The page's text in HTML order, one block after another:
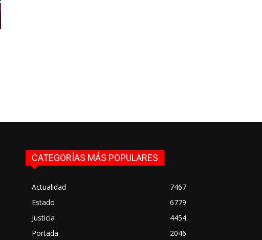
CATEGORÍAS MÁS POPULARES
Actualidad
7467
Estado
6779
Justicia
4454
Portada
2046